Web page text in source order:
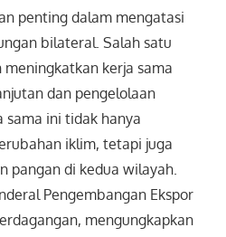
penting dalam mengatasi
bilateral. Salah satu
kerja sama
dan pengelolaan
sama ini tidak hanya
iklim, tetapi juga
pangan di kedua wilayah.
Pengembangan Ekspor
mengungkapkan